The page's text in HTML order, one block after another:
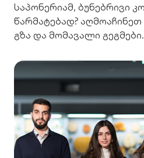
საპონერიამ, ბუნებრივი
წარმატებად? აღმოაჩინეთ
გზა და მომავალი გეგმები.